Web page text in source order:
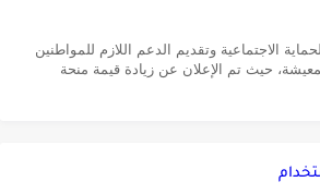
الاجتماعية وتقديم الدعم اللازم للمواطنين
حيث تم الإعلان عن زيادة قيمة منحة